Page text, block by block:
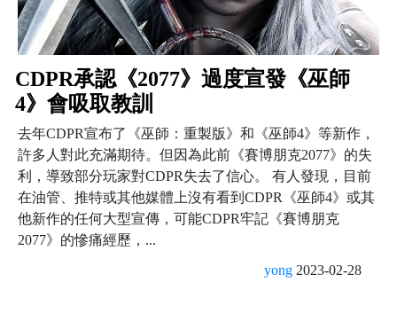
CDPR承認《2077》過度宣發《巫師
4》會吸取教訓
去年CDPR宣布了《巫師：重製版》和《巫師4》等新作，
許多人對此充滿期待。但因為此前《賽博朋克2077》的失
利，導致部分玩家對CDPR失去了信心。 有人發現，目前
在油管、推特或其他媒體上沒有看到CDPR《巫師4》或其
他新作的任何大型宣傳，可能CDPR牢記《賽博朋克
2077》的慘痛經歷，...
yong 2023-02-28